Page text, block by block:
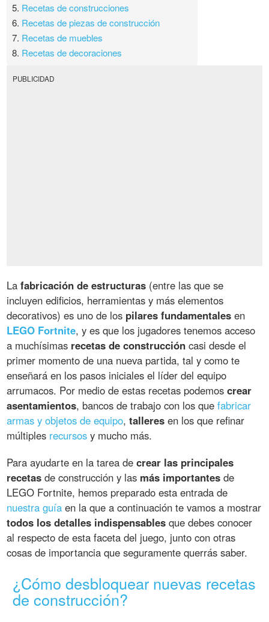
5. Recetas de construcciones
6. Recetas de piezas de construcción
7. Recetas de muebles
8. Recetas de decoraciones
PUBLICIDAD
Lafabricación de estructuras (entre las que se
incluyen edificios, herramientas y más elementos
decorativos) es uno de los pilares fundamentales en
LEGO Fortnite, y es que los jugadores tenemos acceso
a muchísimas recetas de construcción casi desde el
primer momento de una nueva partida, tal y como te
enseñará en los pasos iniciales el líder del equipo
arrumacos. Por medio de estas recetas podemoscrear
asentamientos, bancos de trabajo con los quefabricar
armas y objetos de equipo,talleres en los que refinar
múltiples recursos y mucho más.
Para ayudarte en la tarea decrear las principales
recetas de construcción y las más importantes de
LEGO Fortnite, hemos preparado esta entrada de
nuestra guía en la que a continuación te vamos a mostrar
todos los detalles indispensables que debes conocer
al respecto de esta faceta del juego, junto con otras
cosas de importancia que seguramente querrás saber.
¿Cómo desbloquear nuevas recetas
de construcción?